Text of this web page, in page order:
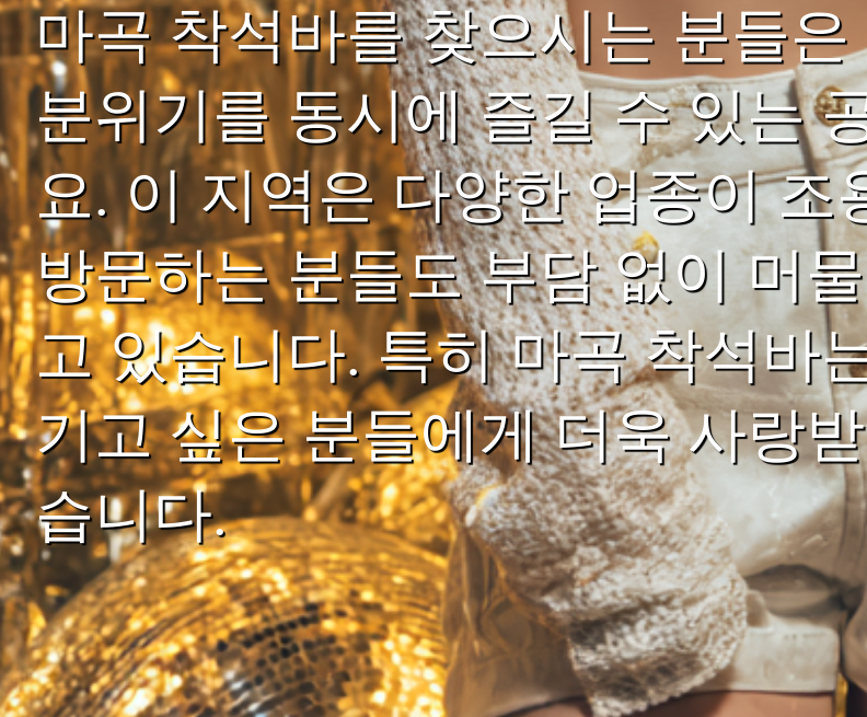
마곡 착석바를 찾으시는 분들
분위기를 동시에 즐길 수 있는
요. 이 지역은 다양한 업종이 조
방문하는 분들도 부담 없이 머
고 있습니다. 특히 마곡 착석바
기고 싶은 분들에게 더욱 사랑
습니다.